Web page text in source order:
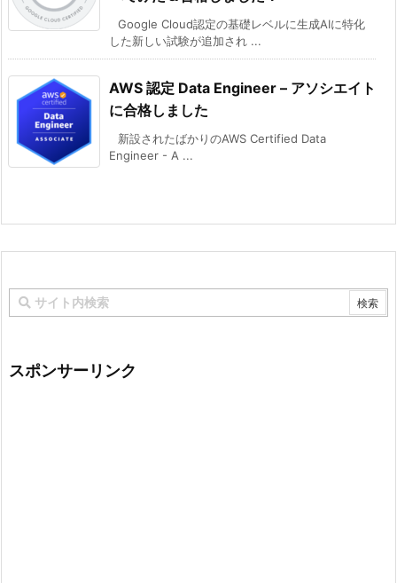
Google Cloud認定の基礎レベルに生成AIに特化
した新しい試験が追加され ...
AWS 認定 Data Engineer – アソシエイト
に合格しました
新設されたばかりのAWS Certified Data
Engineer - A ...
スポンサーリンク